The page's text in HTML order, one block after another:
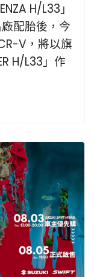
H/L33」
配胎後，今
V，將以旗
H/L33」作